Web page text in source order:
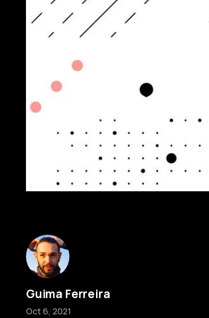
Guima Ferreira
Oct 6, 2021